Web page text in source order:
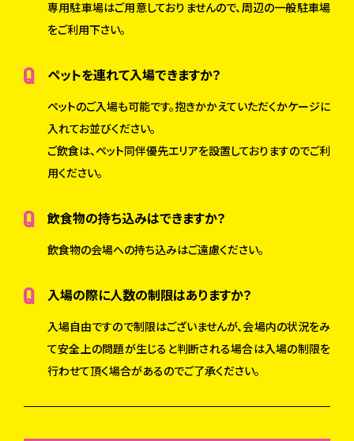
専用駐車場はご用意しておりませんので、周辺の一般駐車場
をご利用下さい。
ペットを連れて入場できますか？
ペットのご入場も可能です。抱きかかえていただくかケージに
入れてお並びください。
ご飲食は、ペット同伴優先エリアを設置しておりますのでご利
用ください。
飲食物の持ち込みはできますか？
飲食物の会場への持ち込みはご遠慮ください。
入場の際に人数の制限はありますか？
入場自由ですので制限はございませんが、会場内の状況をみ
て安全上の問題が生じると判断される場合は入場の制限を
行わせて頂く場合があるのでご了承ください。